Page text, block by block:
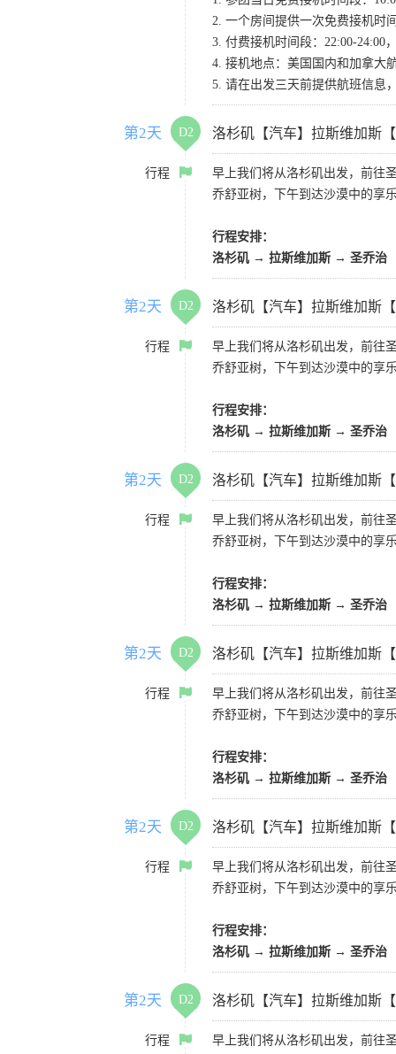
2. 一个房间提供一次免费接机时
3. 付费接机时间段：22:00-24:00
4. 接机地点：美国国内和加拿大
5. 请在出发三天前提供航班信息
第2天 D2 洛杉矶【汽车】拉斯维加斯
行程
早上我们将从洛杉矶出发，前往
乔舒亚树，下午到达沙漠中的享
行程安排：
洛杉矶 → 拉斯维加斯 → 圣乔治
第2天 D2 洛杉矶【汽车】拉斯维加斯
行程
早上我们将从洛杉矶出发，前往
乔舒亚树，下午到达沙漠中的享
行程安排：
洛杉矶 → 拉斯维加斯 → 圣乔治
第2天 D2 洛杉矶【汽车】拉斯维加斯
行程
早上我们将从洛杉矶出发，前往
乔舒亚树，下午到达沙漠中的享
行程安排：
洛杉矶 → 拉斯维加斯 → 圣乔治
第2天 D2 洛杉矶【汽车】拉斯维加斯
行程
早上我们将从洛杉矶出发，前往
乔舒亚树，下午到达沙漠中的享
行程安排：
洛杉矶 → 拉斯维加斯 → 圣乔治
第2天 D2 洛杉矶【汽车】拉斯维加斯
行程
早上我们将从洛杉矶出发，前往
乔舒亚树，下午到达沙漠中的享
行程安排：
洛杉矶 → 拉斯维加斯 → 圣乔治
第2天 D2 洛杉矶【汽车】拉斯维加斯
行程
早上我们将从洛杉矶出发，前往